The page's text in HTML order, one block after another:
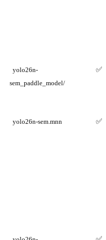
yolo26n-
sem_paddle_model/
✅
yolo26n-sem.mnn ✅